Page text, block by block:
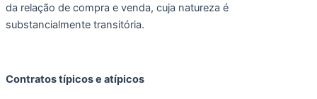
da relação de compra e venda, cuja natureza é
substancialmente transitória.
Contratos típicos e atípicos